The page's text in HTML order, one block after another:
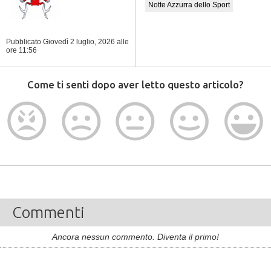
Pubblicato Giovedì 2 luglio, 2026 alle
ore 11:56
Notte Azzurra dello Sport
Come ti senti dopo aver letto questo articolo?
Commenti
Ancora nessun commento. Diventa il primo!